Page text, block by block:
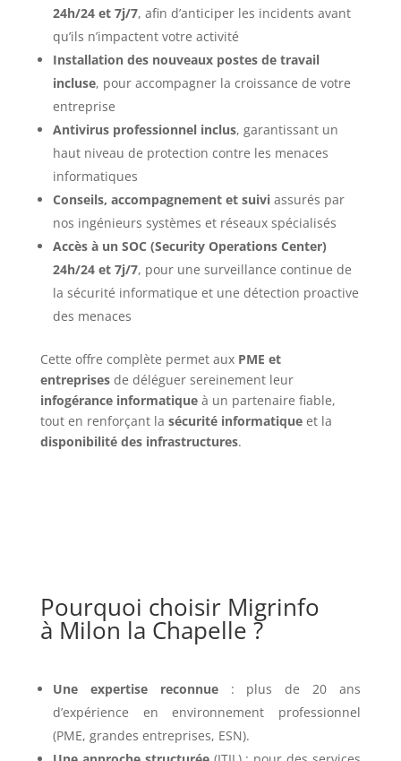
24h/24 et 7j/7, afin d’anticiper les incidents avant
qu’ils n’impactent votre activité
Installation des nouveaux postes de travail
incluse, pour accompagner la croissance de votre
entreprise
Antivirus professionnel inclus, garantissant un
haut niveau de protection contre les menaces
informatiques
Conseils, accompagnement et suiviassurés par
nos ingénieurs systèmes et réseaux spécialisés
Accès à un SOC (Security Operations Center)
24h/24 et 7j/7, pour une surveillance continue de
la sécurité informatique et une détection proactive
des menaces
Cette offre complète permet aux PME et
entreprisesde déléguer sereinement leur
infogérance informatiqueà un partenaire fiable,
tout en renforçant la sécurité informatiqueet la
disponibilité des infrastructures.
Pourquoi choisir Migrinfo
à Milon la Chapelle ?
Une expertise reconnue: plus de 20 ans
d’expérience en environnement professionnel
(PME, grandes entreprises, ESN).